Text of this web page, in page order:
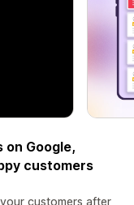
Google,
customers
customers after